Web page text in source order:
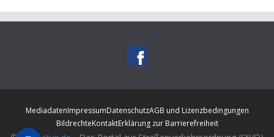
MediadatenImpressumDatenschutzAGB und Lizenzbedingungen
BildrechteKontaktErklärung zur Barrierefreiheit